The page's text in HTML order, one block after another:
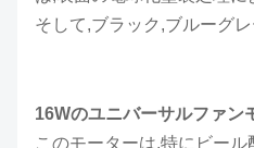
そして,ブラック,ブルーグ
16Wのユニバーサルファン
このモーターは,特にビー